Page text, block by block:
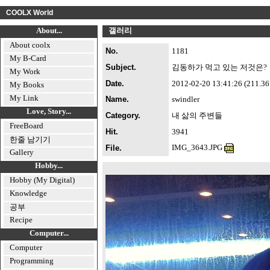
COOLX World
About...
About coolx
My B-Card
My Work
My Books
My Link
Love, Story...
FreeBoard
한줄 남기기
Gallery
Hobby...
Hobby (My Digital)
Knowledge
공부
Recipe
Computer...
Computer
Programming
갤러리
No.
1181
Subject.
김동하가 먹고 있는 저것은?
Date.
2012-02-20 13:41:26
Name.
swindler
Category.
내 삶의 주변들
Hit.
3941
File.
IMG_3643.JPG